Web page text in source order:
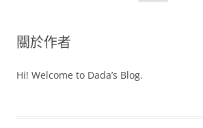
關於作者
Hi! Welcome to Dada’s Blog.